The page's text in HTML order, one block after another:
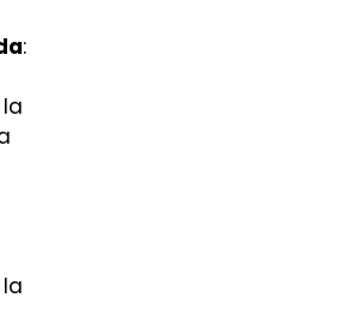
: